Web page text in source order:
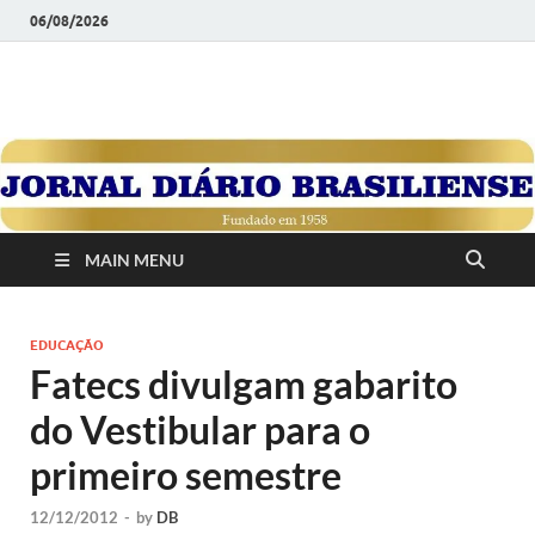
06/08/2026
JORNAL DIÁRIO
BRASILIENSE
1958
MAIN MENU
EDUCAÇÃO
Fatecs divulgam gabarito
do Vestibular para o
primeiro semestre
12/12/2012 - by DB